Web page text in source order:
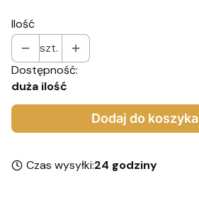
Ilość
szt.
Dostępność:
duża ilość
Dodaj do koszyka
Czas wysyłki:24 godziny